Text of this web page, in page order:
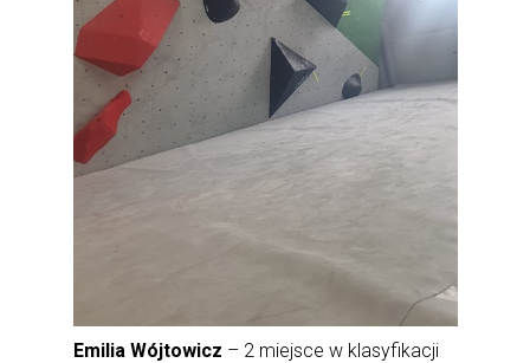
Emilia Wójtowicz – 2 miejsce w klasyfikacji